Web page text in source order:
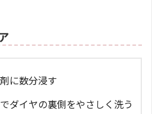
に数分浸す
ダイヤの裏側をやさしく洗う